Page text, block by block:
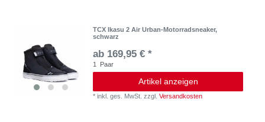
TCX Ikasu 2 Air Urban-Motorradsneaker,
schwarz
ab 169,95 € *
1 Paar
Artikel anzeigen
*inkl. ges. MwSt. zzgl.Versandkosten